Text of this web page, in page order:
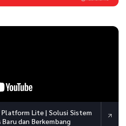
Platform Lite | Solusi Sistem
dan Berkembang